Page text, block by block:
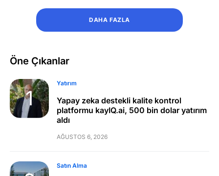
DAHA FAZLA
Öne Çıkanlar
Yatırım
Yapay zeka destekli kalite kontrol
platformu kayIQ.ai, 500 bin dolar yatırım
aldı
AĞUSTOS 6, 2026
Satın Alma